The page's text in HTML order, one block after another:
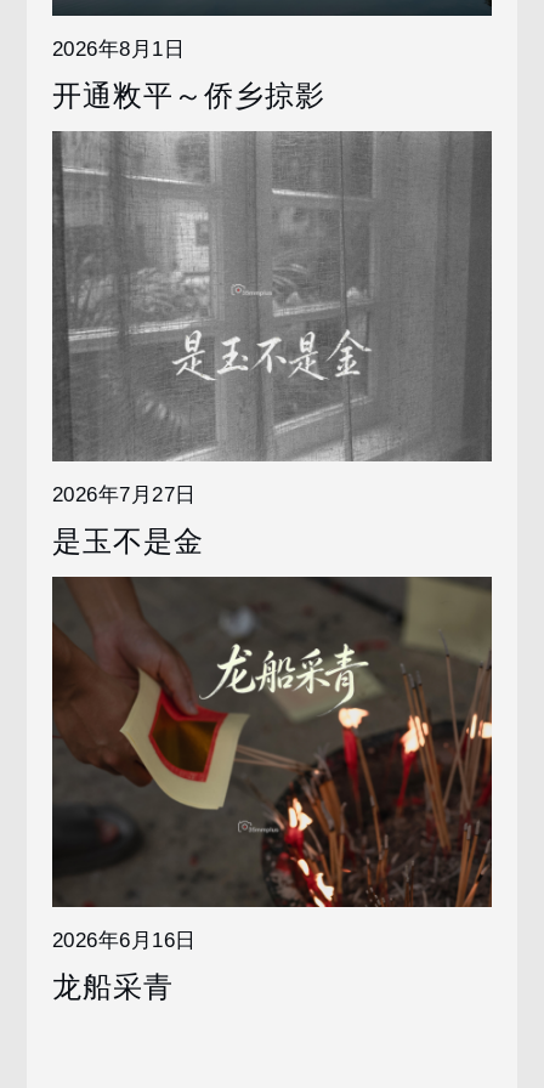
2026年8月1日
开通敉平～侨乡掠影
2026年7月27日
是玉不是金
2026年6月16日
龙船采青